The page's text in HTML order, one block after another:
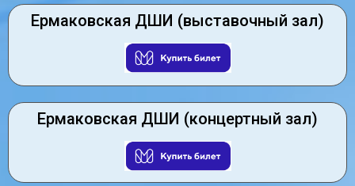
Ермаковская ДШИ (выставочный зал)
Ермаковская ДШИ (концертный зал)